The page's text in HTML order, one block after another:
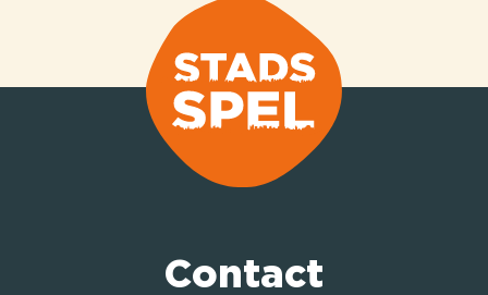
Contact